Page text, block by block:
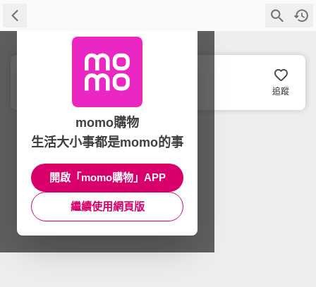
ZWIESEL GLAS
追蹤
momo購物
生活大小事都是momo的事
開啟「momo購物」APP
繼續使用網頁版